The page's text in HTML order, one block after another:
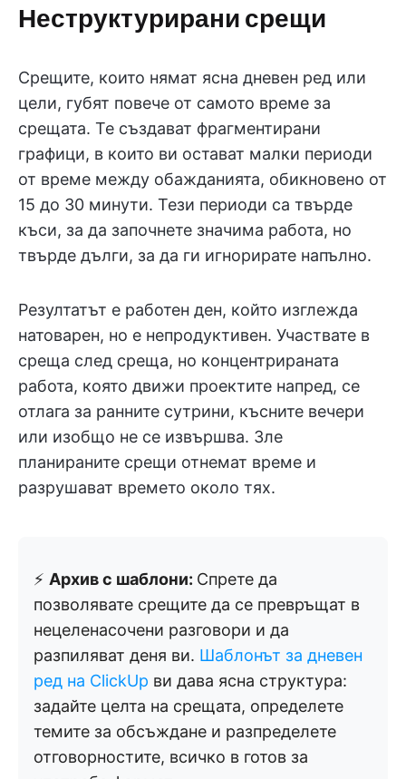
Неструктурирани срещи
Срещите, които нямат ясна дневен ред или
цели, губят повече от самото време за
срещата. Те създават фрагментирани
графици, в които ви остават малки периоди
от време между обажданията, обикновено от
15 до 30 минути. Тези периоди са твърде
къси, за да започнете значима работа, но
твърде дълги, за да ги игнорирате напълно.
Резултатът е работен ден, който изглежда
натоварен, но е непродуктивен. Участвате в
среща след среща, но концентрираната
работа, която движи проектите напред, се
отлага за ранните сутрини, късните вечери
или изобщо не се извършва. Зле
планираните срещи отнемат време и
разрушават времето около тях.
⚡ Архив с шаблони: Спрете да
позволявате срещите да се превръщат в
нецеленасочени разговори и да
разпиляват деня ви. Шаблонът за дневен
ред на ClickUp ви дава ясна структура:
задайте целта на срещата, определете
темите за обсъждане и разпределете
отговорностите, всичко в готов за